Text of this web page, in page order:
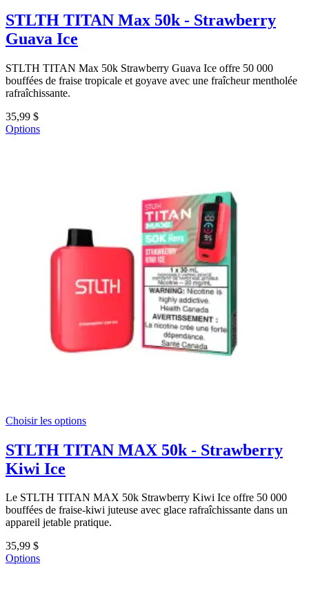
STLTH TITAN Max 50k - Strawberry
Guava Ice
STLTH TITAN Max 50k Strawberry Guava Ice offre 50 000
bouffées de fraise tropicale et goyave avec une fraîcheur mentholée
rafraîchissante.
35,99 $
Options
Choisir les options
STLTH TITAN MAX 50k - Strawberry
Kiwi Ice
Le STLTH TITAN MAX 50k Strawberry Kiwi Ice offre 50 000
bouffées de fraise-kiwi juteuse avec glace rafraîchissante dans un
appareil jetable pratique.
35,99 $
Options